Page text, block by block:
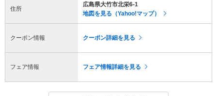
住所
広島県大竹市北栄6-1
地図を見る（Yahoo!マップ）
クーポン情報 クーポン詳細を見る
フェア情報 フェア情報詳細を見る